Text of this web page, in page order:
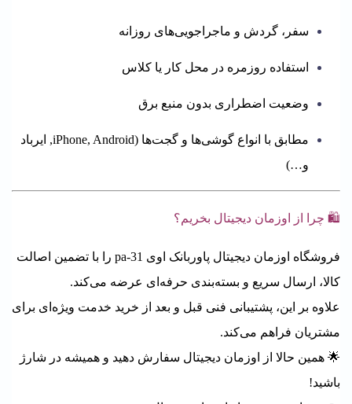
سفر، گردش و ماجراجویی‌های روزانه
استفاده روزمره در محل کار یا کلاس
وضعیت اضطراری بدون منبع برق
مطابق با انواع گوشی‌ها و گجت‌ها (iPhone, Android, ایرباد
و…)
🛍️ چرا از اوزمان دیجیتال بخریم؟
فروشگاه اوزمان دیجیتال پاوربانک اوی pa-31 را با تضمین اصالت
کالا، ارسال سریع و بسته‌بندی حرفه‌ای عرضه می‌کند.
علاوه بر این، پشتیبانی فنی قبل و بعد از خرید خدمت ویژه‌ای برای
مشتریان فراهم می‌کند.
🌟 همین حالا از اوزمان دیجیتال سفارش دهید و همیشه در شارژ
باشید!